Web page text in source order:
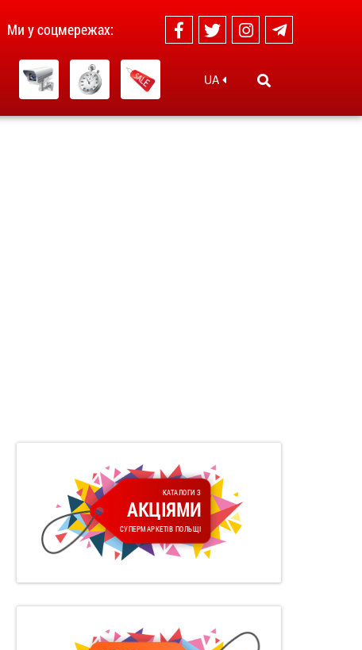
Ми у соцмережах:
UA
КАТАЛОГИ З
АКЦІЯМИ
СУПЕРМАРКЕТІВ ПОЛЬЩІ